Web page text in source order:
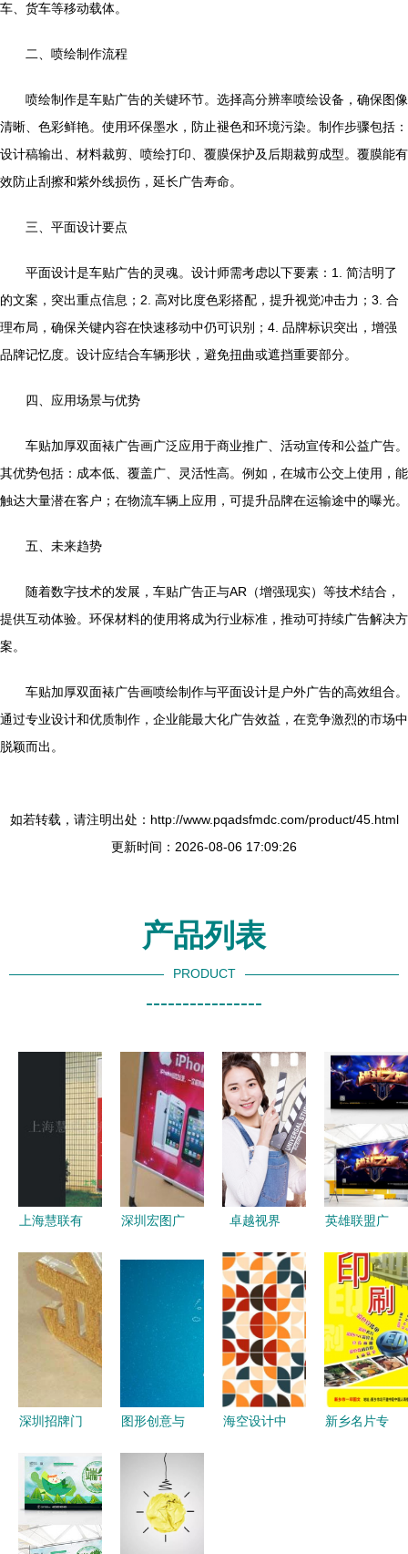
车、货车等移动载体。
二、喷绘制作流程
喷绘制作是车贴广告的关键环节。选择高分辨率喷绘设备，确保图像
清晰、色彩鲜艳。使用环保墨水，防止褪色和环境污染。制作步骤包括：
设计稿输出、材料裁剪、喷绘打印、覆膜保护及后期裁剪成型。覆膜能有
效防止刮擦和紫外线损伤，延长广告寿命。
三、平面设计要点
平面设计是车贴广告的灵魂。设计师需考虑以下要素：1. 简洁明了
的文案，突出重点信息；2. 高对比度色彩搭配，提升视觉冲击力；3. 合
理布局，确保关键内容在快速移动中仍可识别；4. 品牌标识突出，增强
品牌记忆度。设计应结合车辆形状，避免扭曲或遮挡重要部分。
四、应用场景与优势
车贴加厚双面裱广告画广泛应用于商业推广、活动宣传和公益广告。
其优势包括：成本低、覆盖广、灵活性高。例如，在城市公交上使用，能
触达大量潜在客户；在物流车辆上应用，可提升品牌在运输途中的曝光。
五、未来趋势
随着数字技术的发展，车贴广告正与AR（增强现实）等技术结合，
提供互动体验。环保材料的使用将成为行业标准，推动可持续广告解决方
案。
车贴加厚双面裱广告画喷绘制作与平面设计是户外广告的高效组合。
通过专业设计和优质制作，企业能最大化广告效益，在竞争激烈的市场中
脱颖而出。
如若转载，请注明出处：http://www.pqadsfmdc.com/product/45.html
更新时间：2026-08-06 17:09:26
产品列表
PRODUCT
----------------
上海慧联有
公司网站平
面设计策略
深圳宏图广
卓越视界
体企业宣传
片的拍摄制
作全流程
英雄联盟广
精选 熊猫
办公一站式
广告制作方
案
深圳招牌门
及广告标识
一站式定制
解决方案
图形创意与
融合 平面
设计的核心
驱动力
海空设计中
新乡名片专